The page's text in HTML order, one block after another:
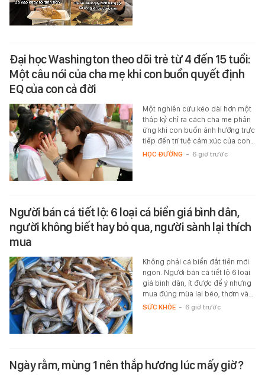
Đại học Washington theo dõi trẻ từ 4 đến 15 tuổi:
Một câu nói của cha mẹ khi con buồn quyết định
EQ của con cả đời
Một nghiên cứu kéo dài hơn một
thập kỷ chỉ ra cách cha mẹ phản
ứng khi con buồn ảnh hưởng trực
tiếp đến trí tuệ cảm xúc của con…
HỌC ĐƯỜNG - 6 giờ trước
Người bán cá tiết lộ: 6 loại cá biển giá bình dân,
người không biết hay bỏ qua, người sành lại thích
mua
Không phải cá biển đắt tiền mới
ngon. Người bán cá tiết lộ 6 loại
giá bình dân, ít được để ý nhưng
mua đúng mùa lại béo, thơm và…
SỨC KHỎE - 6 giờ trước
Ngày rằm, mùng 1 nên thắp hương lúc mấy giờ?